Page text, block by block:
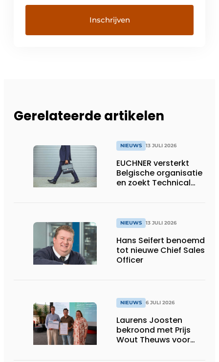
Gerelateerde artikelen
NIEUWS 13 JULI 2026
EUCHNER versterkt
Belgische organisatie
en zoekt Technical
NIEUWS 13 JULI 2026
Hans Seifert benoemd
tot nieuwe Chief Sales
Officer
NIEUWS 6 JULI 2026
Laurens Joosten
bekroond met Prijs
Wout Theuws voor